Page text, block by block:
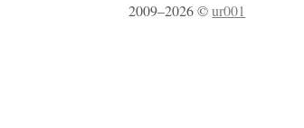
2009–2026 ©ur001